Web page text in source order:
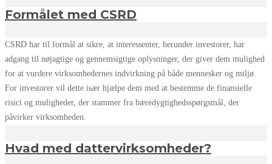
Formålet med CSRD
CSRD har til formål at sikre, at interessenter, herunder investorer, har
adgang til nøjagtige og gennemsigtige oplysninger, der giver dem mulighed
for at vurdere virksomhedernes indvirkning på både mennesker og miljø.
For investorer vil dette især hjælpe dem med at bestemme de finansielle
risici og muligheder, der stammer fra bæredygtighedsspørgsmål, der
påvirker virksomheden.
Hvad med dattervirksomheder?